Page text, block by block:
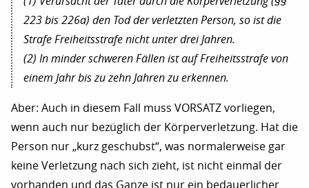
223 bis 226a) den Tod der verletzten Person, so ist die
Strafe Freiheitsstrafe nicht unter drei Jahren.
(2) In minder schweren Fällen ist auf Freiheitsstrafe von
einem Jahr bis zu zehn Jahren zu erkennen.
Aber: Auch in diesem Fall muss VORSATZ vorliegen,
wenn auch nur bezüglich der Körperverletzung. Hat die
Person nur „kurz geschubst“, was normalerweise gar
keine Verletzung nach sich zieht, ist nicht einmal der
vorhanden und das Ganze ist nur ein bedauerlicher